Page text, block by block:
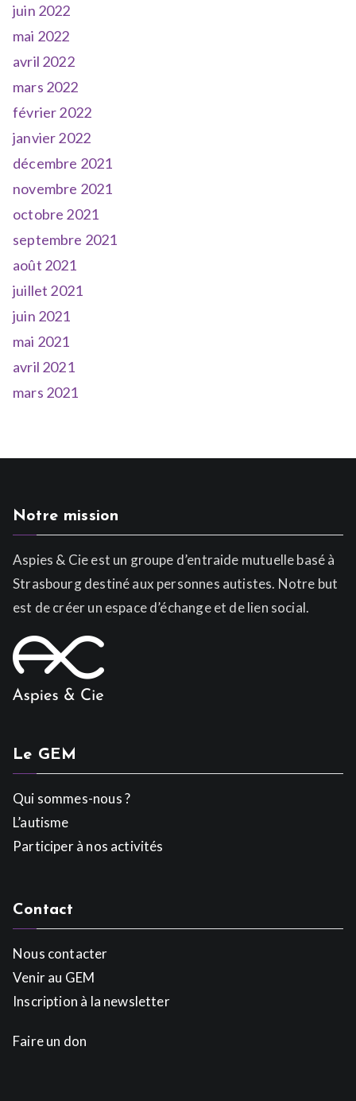
juin 2022
mai 2022
avril 2022
mars 2022
février 2022
janvier 2022
décembre 2021
novembre 2021
octobre 2021
septembre 2021
août 2021
juillet 2021
juin 2021
mai 2021
avril 2021
mars 2021
Notre mission
Aspies & Cie est un groupe d’entraide mutuelle basé à
Strasbourg destiné aux personnes autistes. Notre but
est de créer un espace d’échange et de lien social.
Le GEM
Qui sommes-nous ?
L’autisme
Participer à nos activités
Contact
Nous contacter
Venir au GEM
Inscription à la newsletter
Faire un don